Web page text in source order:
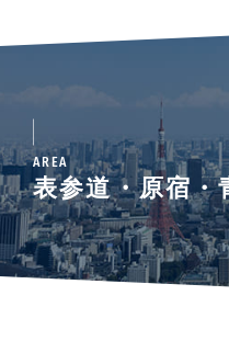
AREA
表参道・原宿・